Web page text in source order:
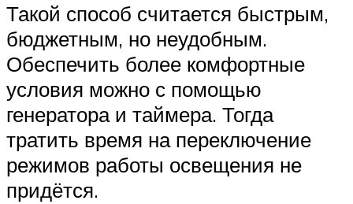
Такой способ считается быстрым,
бюджетным, но неудобным.
Обеспечить более комфортные
условия можно с помощью
генератора и таймера. Тогда
тратить время на переключение
режимов работы освещения не
придётся.